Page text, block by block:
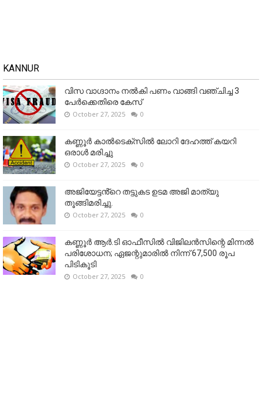
KANNUR
വിസ വാഗ്ദാനം നൽകി പണം വാങ്ങി വഞ്ചിച്ച 3
പേർക്കെതിരെ കേസ്
October 27, 2025 0
കണ്ണൂര്‍ കാല്‍ടെക്‌സില്‍ ലോറി ദേഹത്ത് കയറി
ഒരാള്‍ മരിച്ചു
October 27, 2025 0
അജിയേട്ടൻ്റെ തട്ടുകട ഉടമ അജി മാത്യു
തൂങ്ങിമരിച്ചു.
October 27, 2025 0
കണ്ണൂര്‍ ആര്‍.ടി ഓഫീസില്‍ വിജിലൻസിന്റെ മിന്നല്‍
പരിശോധന; ഏജന്റുമാരില്‍ നിന്ന് 67,500 രൂപ
പിടികൂടി
October 27, 2025 0